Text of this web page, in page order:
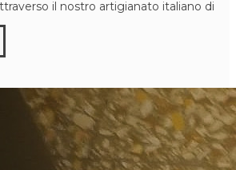
il nostro artigianato italiano di